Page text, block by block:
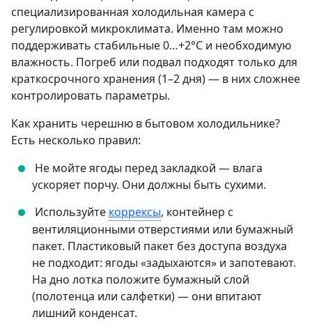
специализированная холодильная камера с
регулировкой микроклимата. Именно там можно
поддерживать стабильные 0…+2°C и необходимую
влажность. Погреб или подвал подходят только для
краткосрочного хранения (1–2 дня) — в них сложнее
контролировать параметры.
Как хранить черешню в бытовом холодильнике?
Есть несколько правил:
Не мойте ягоды перед закладкой — влага
ускоряет порчу. Они должны быть сухими.
Используйте коррексы, контейнер с
вентиляционными отверстиями или бумажный
пакет. Пластиковый пакет без доступа воздуха
не подходит: ягоды «задыхаются» и запотевают.
На дно лотка положите бумажный слой
(полотенца или салфетки) — они впитают
лишний конденсат.